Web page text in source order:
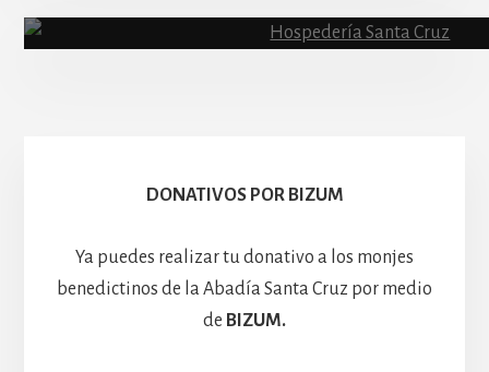
Hospedería
DONATIVOS POR BIZUM
Ya puedes realizar tu donativo a los monjes
benedictinos de la Abadía Santa Cruz por medio
de BIZUM.